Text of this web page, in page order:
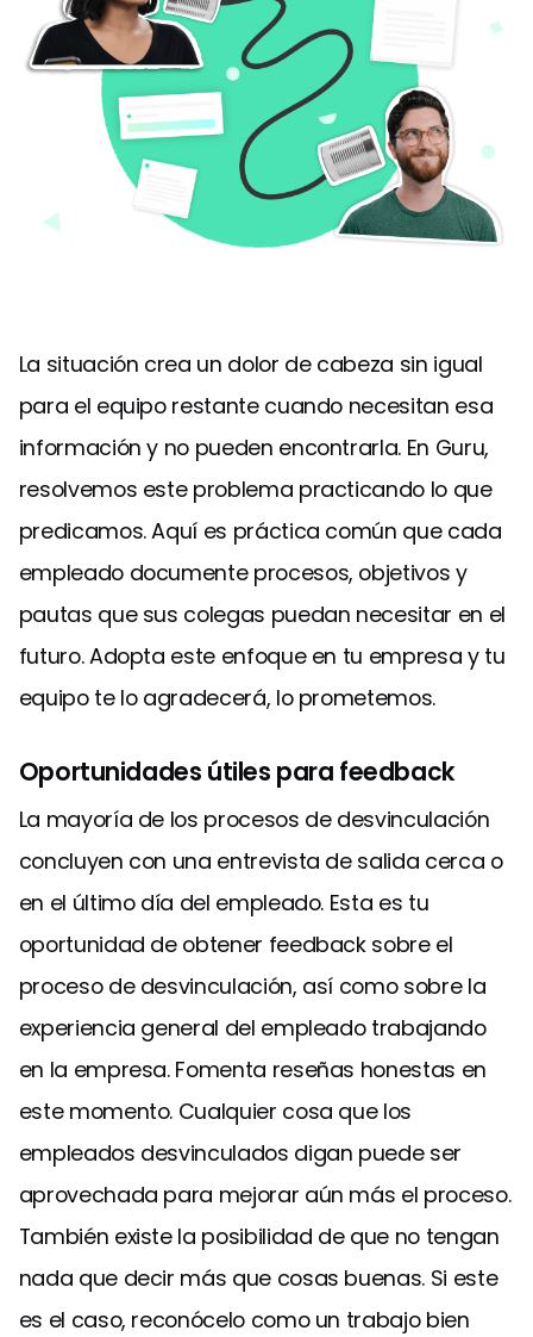
La situación crea un dolor de cabeza sin igual
para el equipo restante cuando necesitan esa
información y no pueden encontrarla. En Guru,
resolvemos este problema practicando lo que
predicamos. Aquí es práctica común que cada
empleado documente procesos, objetivos y
pautas que sus colegas puedan necesitar en el
futuro. Adopta este enfoque en tu empresa y tu
equipo te lo agradecerá, lo prometemos.
Oportunidades útiles para feedback
La mayoría de los procesos de desvinculación
concluyen con una entrevista de salida cerca o
en el último día del empleado. Esta es tu
oportunidad de obtener feedback sobre el
proceso de desvinculación, así como sobre la
experiencia general del empleado trabajando
en la empresa. Fomenta reseñas honestas en
este momento. Cualquier cosa que los
empleados desvinculados digan puede ser
aprovechada para mejorar aún más el proceso.
También existe la posibilidad de que no tengan
nada que decir más que cosas buenas. Si este
es el caso, reconócelo como un trabajo bien